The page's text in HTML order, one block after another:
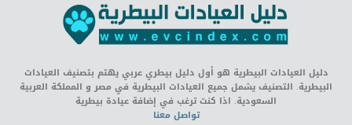
دليل العيادات البيطرية هو أول دليل بيطري عربي يهتم بتصنيف العيادات
البيطرية. التصنيف يشمل جميع العيادات البيطرية في مصر و المملكة العربية
السعودية. اذا كنت ترغب في إضافة عيادة بيطرية
تواصل معنا